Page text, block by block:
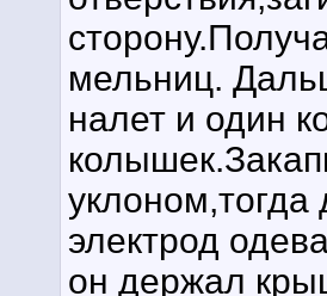
мельниц.
налет и один
электрод
он держал